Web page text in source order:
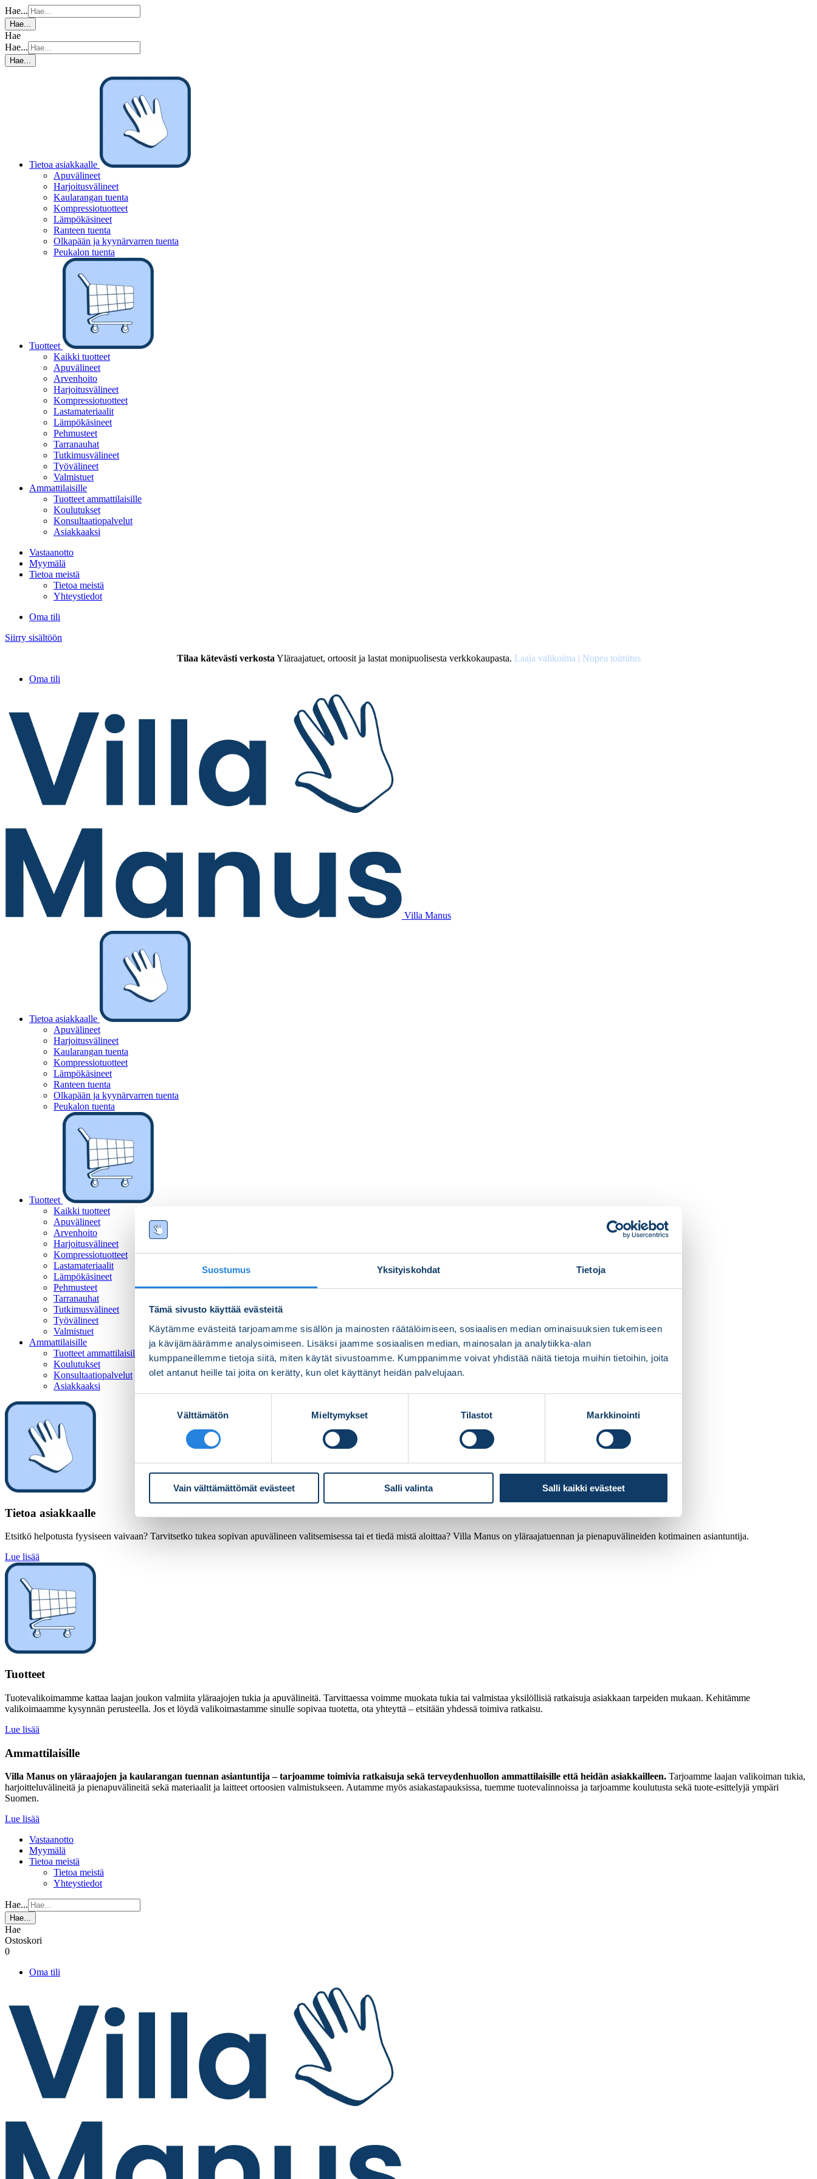
Suostumus Yksityiskohdat Tietoja
Tämä sivusto käyttää evästeitä
Käytämme evästeitä tarjoamamme sisällön ja mainosten räätälöimiseen, sosiaalisen median ominaisuuksien tukemiseen
ja kävijämäärämme analysoimiseen. Lisäksi jaamme sosiaalisen median, mainosalan ja analytiikka-alan
kumppaneillemme tietoja siitä, miten käytät sivustoamme. Kumppanimme voivat yhdistää näitä tietoja muihin tietoihin, joita
olet antanut heille tai joita on kerätty, kun olet käyttänyt heidän palvelujaan.
Välttämätön Mieltymykset Tilastot Markkinointi
Vain välttämättömät evästeet Salli valinta Salli kaikki evästeet
Hae...
Hae...
Hae
Hae...
Hae...
Tietoa asiakkaalle
Apuvälineet
Harjoitusvälineet
Kaularangan tuenta
Kompressiotuotteet
Lämpökäsineet
Ranteen tuenta
Olkapään ja kyynärvarren tuenta
Peukalon tuenta
Tuotteet
Kaikki tuotteet
Apuvälineet
Arvenhoito
Harjoitusvälineet
Kompressiotuotteet
Lastamateriaalit
Lämpökäsineet
Pehmusteet
Tarranauhat
Tutkimusvälineet
Työvälineet
Valmistuet
Ammattilaisille
Tuotteet ammattilaisille
Koulutukset
Konsultaatiopalvelut
Asiakkaaksi
Vastaanotto
Myymälä
Tietoa meistä
Tietoa meistä
Yhteystiedot
Oma tili
Siirry sisältöön
Tilaa kätevästi verkosta Yläraajatuet, ortoosit ja lastat monipuolisesta verkkokaupasta. Laaja valikoima | Nopea toimitus
Oma tili
Villa Manus
Tietoa asiakkaalle
Apuvälineet
Harjoitusvälineet
Kaularangan tuenta
Kompressiotuotteet
Lämpökäsineet
Ranteen tuenta
Olkapään ja kyynärvarren tuenta
Peukalon tuenta
Tuotteet
Kaikki tuotteet
Apuvälineet
Arvenhoito
Harjoitusvälineet
Kompressiotuotteet
Lastamateriaalit
Lämpökäsineet
Pehmusteet
Tarranauhat
Tutkimusvälineet
Työvälineet
Valmistuet
Ammattilaisille
Tuotteet ammattilaisille
Koulutukset
Konsultaatiopalvelut
Asiakkaaksi
Tietoa asiakkaalle
Etsitkö helpotusta fyysiseen vaivaan? Tarvitsetko tukea sopivan apuvälineen valitsemisessa tai et tiedä mistä aloittaa? Villa Manus on yläraajatuennan ja pienapuvälineiden kotimainen asiantuntija.
Lue lisää
Tuotteet
Tuotevalikoimamme kattaa laajan joukon valmiita yläraajojen tukia ja apuvälineitä. Tarvittaessa voimme muokata tukia tai valmistaa yksilöllisiä ratkaisuja asiakkaan tarpeiden mukaan. Kehitämme
valikoimaamme kysynnän perusteella. Jos et löydä valikoimastamme sinulle sopivaa tuotetta, ota yhteyttä – etsitään yhdessä toimiva ratkaisu.
Lue lisää
Ammattilaisille
Villa Manus on yläraajojen ja kaularangan tuennan asiantuntija – tarjoamme toimivia ratkaisuja sekä terveydenhuollon ammattilaisille että heidän asiakkailleen. Tarjoamme laajan valikoiman tukia,
harjoitteluvälineitä ja pienapuvälineitä sekä materiaalit ja laitteet ortoosien valmistukseen. Autamme myös asiakastapauksissa, tuemme tuotevalinnoissa ja tarjoamme koulutusta sekä tuote-esittelyjä ympäri
Suomen.
Lue lisää
Vastaanotto
Myymälä
Tietoa meistä
Tietoa meistä
Yhteystiedot
Hae...
Hae...
Hae
Ostoskori
0
Oma tili